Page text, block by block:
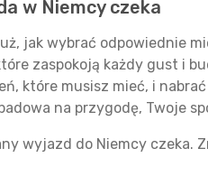
w Niemcy czeka
jak wybrać odpowiednie
zaspokoją każdy gust i
które musisz mieć, i
na przygodę, Twoje
wyjazd do Niemcy czeka.